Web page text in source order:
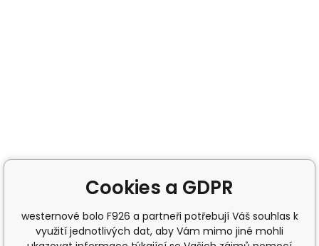
Cookies a GDPR
westernové bolo F926 a partneři potřebují Váš souhlas k
využití jednotlivých dat, aby Vám mimo jiné mohli